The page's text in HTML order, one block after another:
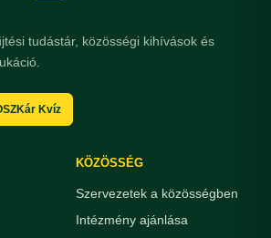
tudástár, közösségi kihívások és
Kvíz
KÖZÖSSÉG
Szervezetek a közösségben
Intézmény ajánlása